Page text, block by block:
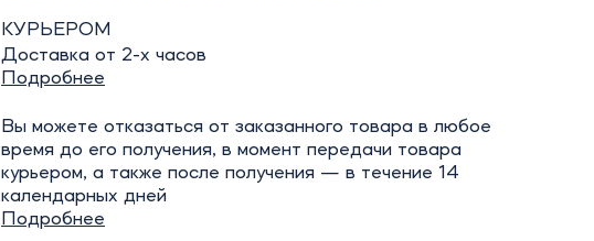
КУРЬЕРОМ
Доставка от 2-х часов
Подробнее
Вы можете отказаться от заказанного товара в любое
время до его получения, в момент передачи товара
курьером, а также после получения — в течение 14
календарных дней
Подробнее